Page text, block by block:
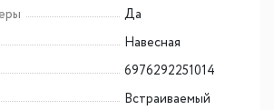
Да
Навесная
6976292251014
Встраиваемый